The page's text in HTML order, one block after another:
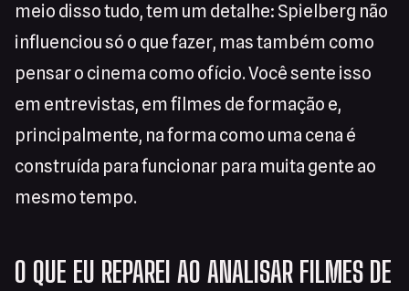
meio disso tudo, tem um detalhe: Spielberg não
influenciou só o que fazer, mas também como
pensar o cinema como ofício. Você sente isso
em entrevistas, em filmes de formação e,
principalmente, na forma como uma cena é
construída para funcionar para muita gente ao
mesmo tempo.
O QUE EU REPAREI AO ANALISAR FILMES DE